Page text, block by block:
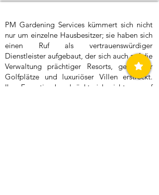
PM Gardening Services kümmert sich nicht
nur um einzelne Hausbesitzer; sie haben sich
einen Ruf als vertrauenswürdiger
Dienstleister aufgebaut, der sich auch auf die
Verwaltung prächtiger Resorts, gepflegter
Golfplätze und luxuriöser Villen erstreckt.
Ihre Expertise beschränkt sich nicht nur auf